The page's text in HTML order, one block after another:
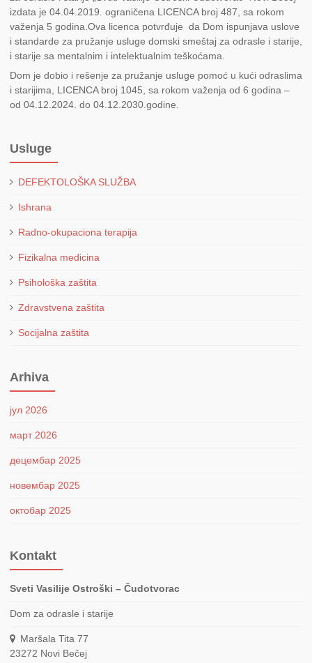
izdata je 04.04.2019. ograničena LICENCA broj 487, sa rokom
važenja 5 godina.Ova licenca potvrđuje da Dom ispunjava uslove
i standarde za pružanje usluge domski smeštaj za odrasle i starije,
i starije sa mentalnim i intelektualnim teškoćama.
Dom je dobio i rešenje za pružanje usluge pomoć u kući odraslima
i starijima, LICENCA broj 1045, sa rokom važenja od 6 godina –
od 04.12.2024. do 04.12.2030.godine.
Usluge
DEFEKTOLOŠKA SLUŽBA
Ishrana
Radno-okupaciona terapija
Fizikalna medicina
Psihološka zaštita
Zdravstvena zaštita
Socijalna zaštita
Arhiva
јул 2026
март 2026
децембар 2025
новембар 2025
октобар 2025
Kontakt
Sveti Vasilije Ostroški – Čudotvorac
Dom za odrasle i starije
Maršala Tita 77
23272 Novi Bečej